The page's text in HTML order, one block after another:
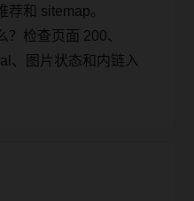
荐和 sitemap。
？检查页面 200、
、图片状态和内链入